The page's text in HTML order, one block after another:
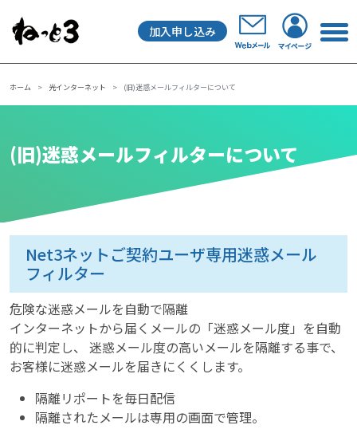
メインナビゲーション
加入申し込み
ホーム 光インターネット (旧)迷惑メールフィルターについて
(旧)迷惑メールフィルターについて
Net3ネットご契約ユーザ専用迷惑メール
フィルター
危険な迷惑メールを自動で隔離
インターネットから届くメールの「迷惑メール度」を自動
的に判定し、 迷惑メール度の高いメールを隔離する事で、
お客様に迷惑メールを届きにくくします。
隔離リポートを毎日配信
隔離されたメールは専用の画面で管理。